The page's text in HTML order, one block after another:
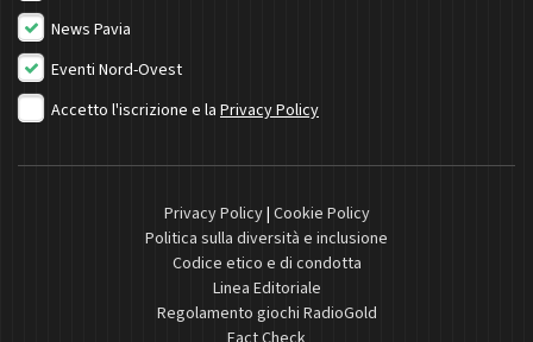
News Pavia
Eventi Nord-Ovest
Accetto l'iscrizione e la Privacy Policy
Privacy Policy| Cookie Policy
Politica sulla diversità e inclusione
Codice etico e di condotta
Linea Editoriale
Regolamento giochi RadioGold